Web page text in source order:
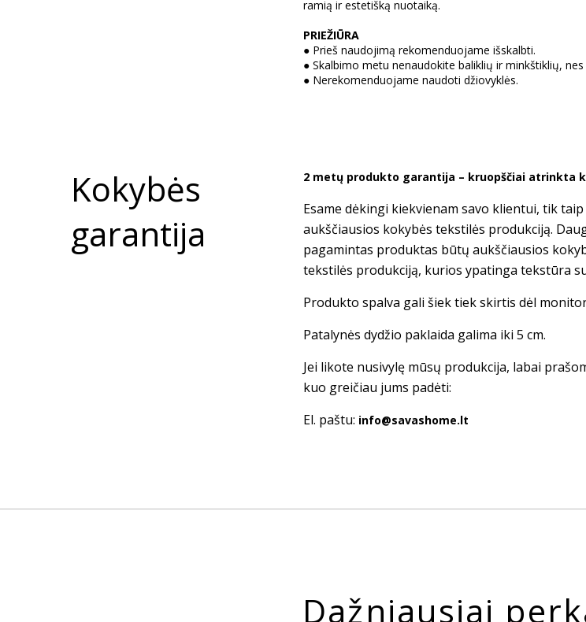
ramią ir estetišką nuotaiką.
PRIEŽIŪRA
● Prieš naudojimą rekomenduojame išskalbti.
● Skalbimo metu nenaudokite baliklių ir minkštiklių,
● Nerekomenduojame naudoti džiovyklės.
Kokybės
garantija
2 metų produkto garantija – kruopščiai atrinkta
Esame dėkingi kiekvienam savo klientui, tik
aukščiausios kokybės tekstilės produkciją.
pagamintas produktas būtų aukščiausios
tekstilės produkciją, kurios ypatinga tekstūra
Produkto spalva gali šiek tiek skirtis dėl
Patalynės dydžio paklaida galima iki 5 cm.
Jei likote nusivylę mūsų produkcija, labai
kuo greičiau jums padėti:
El. paštu: info@savashome.lt
Dažniausiai